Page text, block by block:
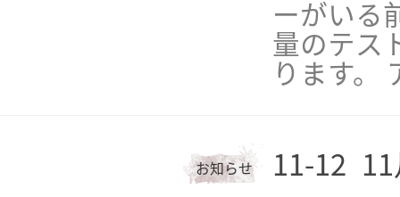
ーがいる
量のテス
ります。
お知らせ 11-12